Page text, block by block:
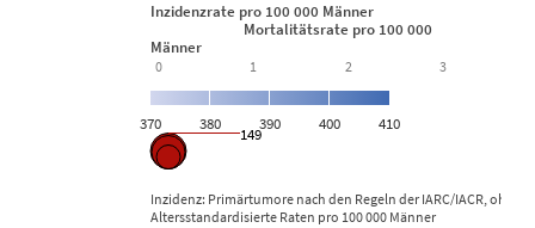
Inzidenz: Primärtumore nach den Regeln der IARC/IACR,
Altersstandardisierte Raten pro 100 000 Männer
370 380 390 400 410
149
Inzidenzrate pro 100 000 Männer
Mortalitätsrate pro 100 000
Männer
0 1 2 3